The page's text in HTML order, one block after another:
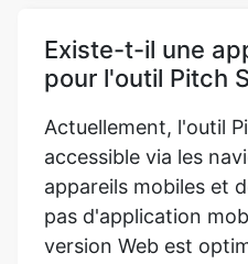
accessible via les
appareils mobiles et
pas d'application
version Web est
utilisation mobile.